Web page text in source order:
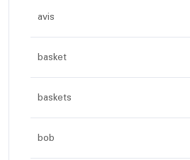
avis
basket
baskets
bob